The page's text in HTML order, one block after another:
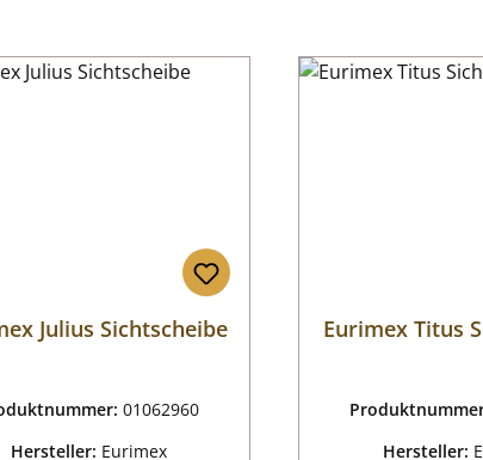
Julius Sichtscheibe
01062960
Hersteller: Eurimex
Eurimex Titus
Hersteller: